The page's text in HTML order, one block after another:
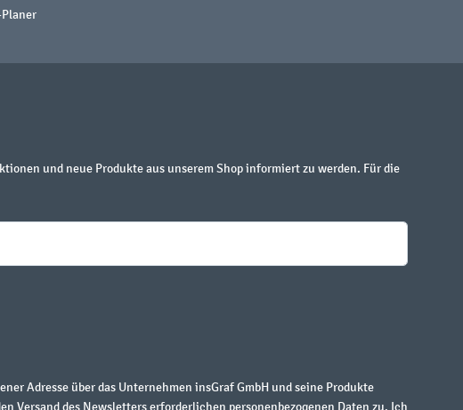
und neue Produkte aus unserem Shop informiert zu werden. Für die
Adresse über das Unternehmen insGraf GmbH und seine Produkte
Versand des Newsletters erforderlichen personenbezogenen Daten zu. Ich